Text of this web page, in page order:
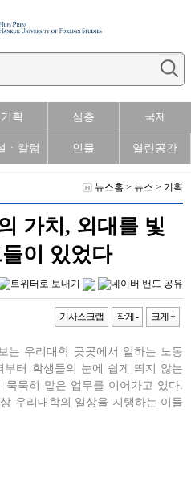
기획 심층 국제
ㆍ칼럼 인물 열린공간
뉴스홈 > 뉴스 > 기획
가치, 외대를 빛
이 있었다
기사스크랩 작게 - 크게 +
는 우리대학 곳곳에서 일하는 노동
터 학생들의 눈에 쉽게 띄지 않는
묵히 맡은 업무를 이어가고 있다.
우리대학의 일상을 지탱하는 이들